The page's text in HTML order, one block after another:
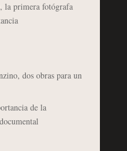
la primera fotógrafa
dos obras para un
de la